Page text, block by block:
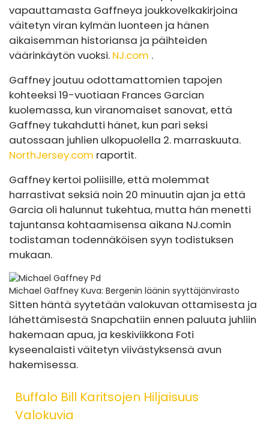
vapauttamasta Gaffneya joukkovelkakirjoina
väitetyn viran kylmän luonteen ja hänen
aikaisemman historiansa ja päihteiden
väärinkäytön vuoksi. NJ.com .
Gaffney joutuu odottamattomien tapojen
kohteeksi 19-vuotiaan Frances Garcian
kuolemassa, kun viranomaiset sanovat, että
Gaffney tukahdutti hänet, kun pari seksi
autossaan juhlien ulkopuolella 2. marraskuuta.
NorthJersey.com raportit.
Gaffney kertoi poliisille, että molemmat
harrastivat seksiä noin 20 minuutin ajan ja että
Garcia oli halunnut tukehtua, mutta hän menetti
tajuntansa kohtaamisensa aikana NJ.comin
todistaman todennäköisen syyn todistuksen
mukaan.
Michael Gaffney Kuva: Bergenin läänin syyttäjänvirasto
Sitten häntä syytetään valokuvan ottamisesta ja
lähettämisestä Snapchatiin ennen paluuta juhliin
hakemaan apua, ja keskiviikkona Foti
kyseenalaisti väitetyn viivästyksensä avun
hakemisessa.
Buffalo Bill Karitsojen Hiljaisuus
Valokuvia